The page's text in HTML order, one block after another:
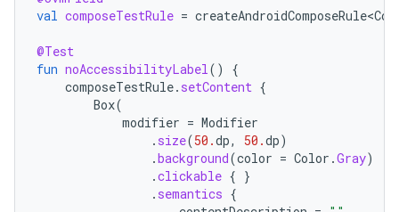
val composeTestRule =
@Test
fun noAccessibilityLabel()
{
composeTestRule. setContent {
Box(
modifier = Modifier
. size(50.dp, 50.dp)
.background(color = Color .Gray)
.clickable { }
. semantics {